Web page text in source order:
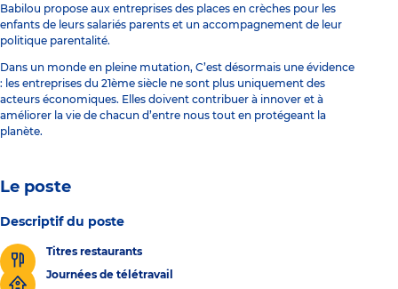
Babilou propose aux entreprises des places en crèches pour les
enfants de leurs salariés parents et un accompagnement de leur
politique parentalité.
Dans un monde en pleine mutation, C’est désormais une évidence
: les entreprises du 21ème siècle ne sont plus uniquement des
acteurs économiques. Elles doivent contribuer à innover et à
améliorer la vie de chacun d’entre nous tout en protégeant la
planète.
Le poste
Descriptif du poste
Titres restaurants
Journées de télétravail